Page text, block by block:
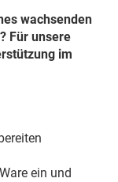
wachsenden
Für unsere
im
ein und